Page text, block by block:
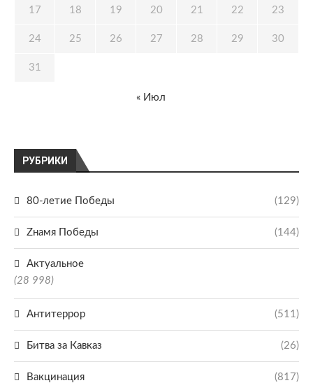
РУБРИКИ
80-летие Победы (129)
Zнамя Победы (144)
Актуальное
(28 998)
Антитеррор (511)
Битва за Кавказ (26)
Вакцинация (817)
17 18 19 20 21 22 23
24 25 26 27 28 29 30
31
« Июл